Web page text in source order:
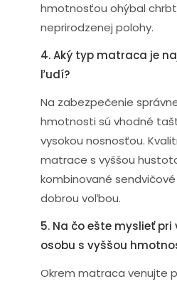
hmotnosťou ohýbal
neprirodzenej polohy.
4. Aký typ matraca je
ľudí?
Na zabezpečenie
hmotnosti sú vhodné
vysokou nosnosťou.
matrace s vyššou
kombinované
dobrou voľbou.
5. Na čo ešte myslieť pri
osobu s vyššou
Okrem matraca venujte